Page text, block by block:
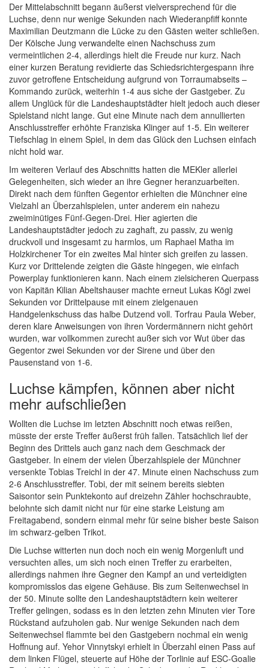
Der Mittelabschnitt begann äußerst vielversprechend für die
Luchse, denn nur wenige Sekunden nach Wiederanpfiff konnte
Maximilian Deutzmann die Lücke zu den Gästen weiter schließen.
Der Kölsche Jung verwandelte einen Nachschuss zum
vermeintlichen 2-4, allerdings hielt die Freude nur kurz. Nach
einer kurzen Beratung revidierte das Schiedsrichtergespann ihre
zuvor getroffene Entscheidung aufgrund von Torraumabseits –
Kommando zurück, weiterhin 1-4 aus siche der Gastgeber. Zu
allem Unglück für die Landeshauptstädter hielt jedoch auch dieser
Spielstand nicht lange. Gut eine Minute nach dem annullierten
Anschlusstreffer erhöhte Franziska Klinger auf 1-5. Ein weiterer
Tiefschlag in einem Spiel, in dem das Glück den Luchsen einfach
nicht hold war.
Im weiteren Verlauf des Abschnitts hatten die MEKler allerlei
Gelegenheiten, sich wieder an ihre Gegner heranzuarbeiten.
Direkt nach dem fünften Gegentor erhielten die Münchner eine
Vielzahl an Überzahlspielen, unter anderem ein nahezu
zweiminütiges Fünf-Gegen-Drei. Hier agierten die
Landeshauptstädter jedoch zu zaghaft, zu passiv, zu wenig
druckvoll und insgesamt zu harmlos, um Raphael Matha im
Holzkirchener Tor ein zweites Mal hinter sich greifen zu lassen.
Kurz vor Drittelende zeigten die Gäste hingegen, wie einfach
Powerplay funktionieren kann. Nach einem zielsicheren Querpass
von Kapitän Kilian Abeltshauser machte erneut Lukas Kögl zwei
Sekunden vor Drittelpause mit einem zielgenauen
Handgelenkschuss das halbe Dutzend voll. Torfrau Paula Weber,
deren klare Anweisungen von ihren Vordermännern nicht gehört
wurden, war vollkommen zurecht außer sich vor Wut über das
Gegentor zwei Sekunden vor der Sirene und über den
Pausenstand von 1-6.
Luchse kämpfen, können aber nicht
mehr aufschließen
Wollten die Luchse im letzten Abschnitt noch etwas reißen,
müsste der erste Treffer äußerst früh fallen. Tatsächlich lief der
Beginn des Drittels auch ganz nach dem Geschmack der
Gastgeber. In einem der vielen Überzahlspiele der Münchner
versenkte Tobias Treichl in der 47. Minute einen Nachschuss zum
2-6 Anschlusstreffer. Tobi, der mit seinem bereits siebten
Saisontor sein Punktekonto auf dreizehn Zähler hochschraubte,
belohnte sich damit nicht nur für eine starke Leistung am
Freitagabend, sondern einmal mehr für seine bisher beste Saison
im schwarz-gelben Trikot.
Die Luchse witterten nun doch noch ein wenig Morgenluft und
versuchten alles, um sich noch einen Treffer zu erarbeiten,
allerdings nahmen ihre Gegner den Kampf an und verteidigten
kompromisslos das eigene Gehäuse. Bis zum Seitenwechsel in
der 50. Minute sollte den Landeshauptstädtern kein weiterer
Treffer gelingen, sodass es in den letzten zehn Minuten vier Tore
Rückstand aufzuholen gab. Nur wenige Sekunden nach dem
Seitenwechsel flammte bei den Gastgebern nochmal ein wenig
Hoffnung auf. Yehor Vinnytskyi erhielt in Überzahl einen Pass auf
dem linken Flügel, steuerte auf Höhe der Torlinie auf ESC-Goalie